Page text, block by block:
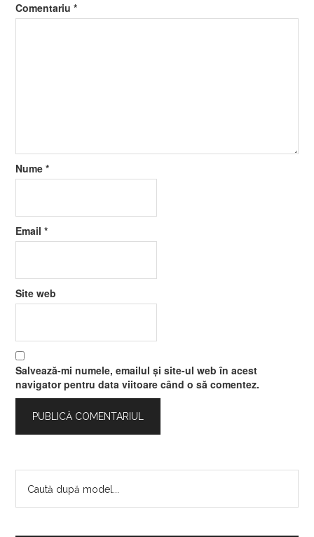
Comentariu*
Nume*
Email*
Site web
Salvează-mi numele, emailul și site-ul web în acest
navigator pentru data viitoare când o să comentez.